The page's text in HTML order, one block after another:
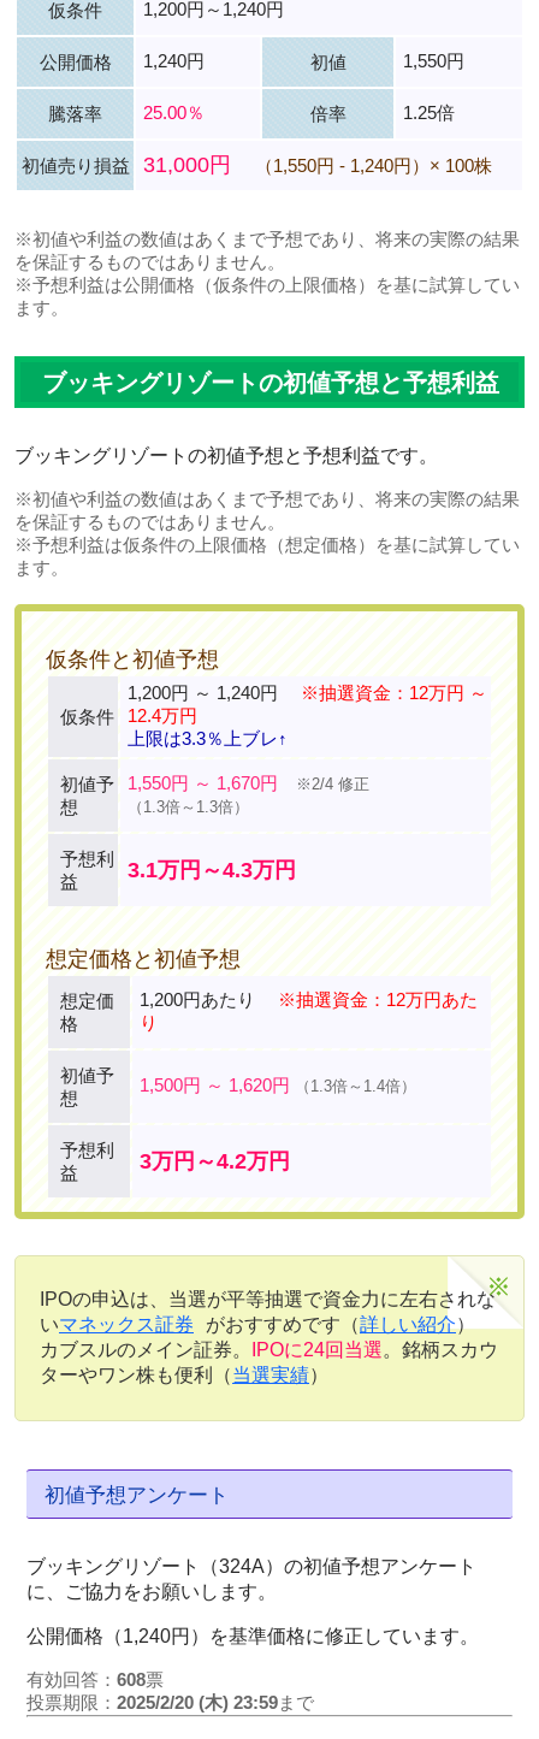
仮条件 1,200円～1,240円
公開価格 1,240円 初値 1,550円
騰落率 25.00％ 倍率 1.25倍
初値売り損益 31,000円 （1,550円 - 1,240円）× 100株
※初値や利益の数値はあくまで予想であり、将来の実際の結果
を保証するものではありません。
※予想利益は公開価格（仮条件の上限価格）を基に試算してい
ます。
ブッキングリゾートの初値予想と予想利益
ブッキングリゾートの初値予想と予想利益です。
※初値や利益の数値はあくまで予想であり、将来の実際の結果
を保証するものではありません。
※予想利益は仮条件の上限価格（想定価格）を基に試算してい
ます。
仮条件と初値予想
仮条件
1,200円 ～ 1,240円
※抽選資金：12万円 ～
12.4万円
上限は3.3％上ブレ↑
初値予
想
1,550円 ～ 1,670円
※2/4 修正
（1.3倍～1.3倍）
予想利
益
3.1万円～4.3万円
想定価格と初値予想
想定価
格
1,200円あたり
※抽選資金：12万円あた
り
初値予
想
1,500円 ～ 1,620円 （1.3倍～1.4倍）
予想利
益
3万円～4.2万円
IPOの申込は、当選が平等抽選で資金力に左右されな
いマネックス証券 がおすすめです（詳しい紹介）
カブスルのメイン証券。
IPOに24回当選。銘柄スカウ
ターやワン株も便利（当選実績）
初値予想アンケート
ブッキングリゾート（324A）の初値予想アンケート
に、ご協力をお願いします。
公開価格（1,240円）を基準価格に修正しています。
有効回答： 608票
投票期限： 2025/2/20 (木) 23:59まで